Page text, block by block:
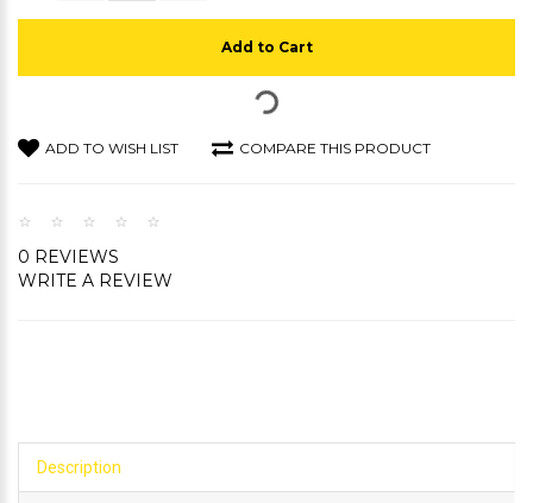
Add to Cart
ADD TO WISH LIST COMPARE THIS PRODUCT
0 REVIEWS
WRITE A REVIEW
Description